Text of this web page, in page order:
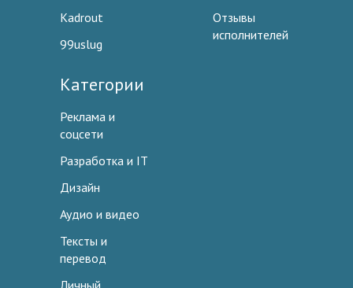
Kadrout
99uslug
Отзывы
исполнителей
Категории
Реклама и
соцсети
Разработка и IT
Дизайн
Аудио и видео
Тексты и
перевод